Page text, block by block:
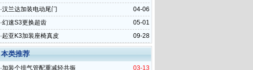
04-06
·汉兰达加装电动尾门
05-01
·幻速S3更换超齿
09-28
·起亚K3加装座椅真皮
本类推荐
03-13
·加装个排气管配重减轻共振